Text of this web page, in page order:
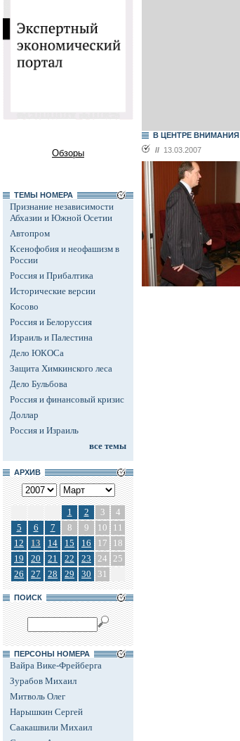
Обзоры
ТЕМЫ НОМЕРА
Признание независимости
Абхазии и Южной Осетии
Автопром
Ксенофобия и неофашизм в
России
Россия и Прибалтика
Исторические версии
Косово
Россия и Белоруссия
Израиль и Палестина
Дело ЮКОСа
Защита Химкинского леса
Дело Бульбова
Россия и финансовый кризис
Доллар
Россия и Израиль
все темы
АРХИВ
1 2 3
4
5
6 7 8 9 10
11
12
13 14 15 16 17
18
19
20 21 22 23 24 25
26
27 28 29 30 31
ПОИСК
ПЕРСОНЫ НОМЕРА
Вайра Вике-Фрейберга
Зурабов Михаил
Митволь Олег
Нарышкин Сергей
Саакашвили Михаил
В ЦЕНТРЕ ВНИМАНИЯ
// 13.03.2007